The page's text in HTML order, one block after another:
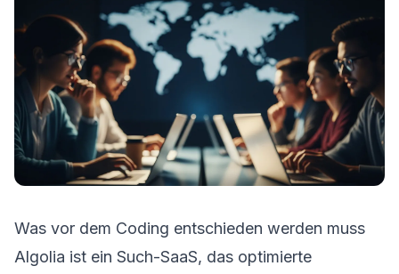
Was vor dem Coding entschieden werden muss
Algolia ist ein Such-SaaS, das optimierte